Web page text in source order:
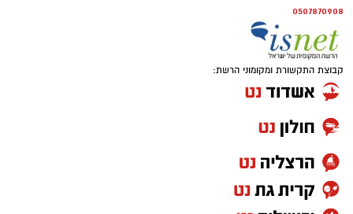
0507870908
קבוצת התקשורת ומקומוני הרשת: